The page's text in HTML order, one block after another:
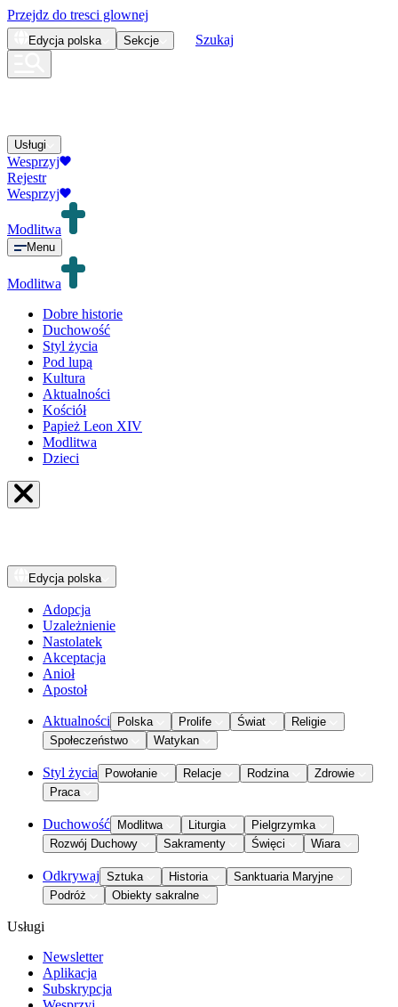
Przejdz do tresci glownej
Edycja polska Sekcje Szukaj
Usługi
Wesprzyj
Rejestr
Wesprzyj
Modlitwa
Menu
Modlitwa
Dobre historie
Duchowość
Styl życia
Pod lupą
Kultura
Aktualności
Kościół
Papież Leon XIV
Modlitwa
Dzieci
Edycja polska
Adopcja
Uzależnienie
Nastolatek
Akceptacja
Anioł
Apostoł
Aktualności Polska Prolife Świat
Religie
Społeczeństwo
Watykan
Styl życia Powołanie Relacje Rodzina
Zdrowie
Praca
Duchowość Modlitwa Liturgia
Pielgrzymka
Rozwój Duchowy
Sakramenty Święci Wiara
Odkrywaj Sztuka Historia
Sanktuaria Maryjne
Podróż
Obiekty sakralne
Usługi
Newsletter
Aplikacja
Subskrypcja